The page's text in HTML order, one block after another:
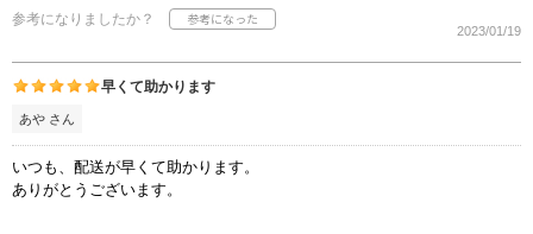
参考になりましたか？
2023/01/19
早くて助かります
あや さん
いつも、配送が早くて助かります。
ありがとうございます。